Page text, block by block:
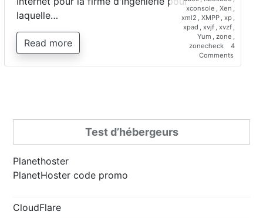
laquelle…
Read more
xconsole , Xen ,
xml2 , XMPP , xp ,
xpad , xvjf , xvzf ,
Yum , zone ,
zonecheck
4
Commentson
Interview
Test d’hébergeurs
Planethoster
PlanetHoster code promo
CloudFlare